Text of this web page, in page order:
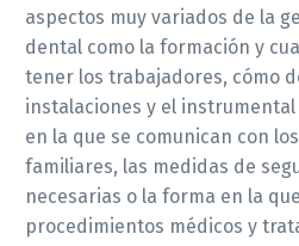
aspectos muy variados de la
dental como la formación y
tener los trabajadores, cómo
instalaciones y el
en la que se comunican con
familiares, las medidas de
necesarias o la forma en la
procedimientos médicos y